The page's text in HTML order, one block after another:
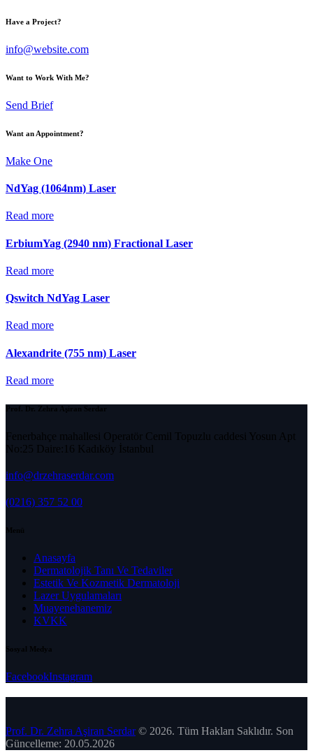
Have a Project?
info@website.com
Want to Work With Me?
Send Brief
Want an Appointment?
Make One
NdYag (1064nm) Laser
Read more
ErbiumYag (2940 nm) Fractional Laser
Read more
Qswitch NdYag Laser
Read more
Alexandrite (755 nm) Laser
Read more
Prof. Dr. Zehra Aşiran Serdar
Fenerbahçe mahallesi Operatör Cemil Topuzlu caddesi Yosun Apt
No:25 Daire:16 Kadıköy İstanbul
info@drzehraserdar.com
(0216) 357 52 00
Menü
Anasayfa
Dermatolojik Tanı Ve Tedaviler
Estetik Ve Kozmetik Dermatoloji
Lazer Uygulamaları
Muayenehanemiz
KVKK
Sosyal Medya
FacebookInstagram
Prof. Dr. Zehra Aşiran Serdar© 2026. Tüm Hakları Saklıdır. Son
Güncelleme: 20.05.2026